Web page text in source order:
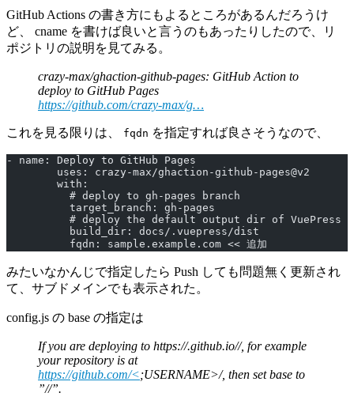
GitHub Actions の書き方にもよるところがあるんだろうけ
ど、 cname を書けば良いと言うのもあったりしたので、リ
ポジトリの説明を見てみる。
crazy-max/ghaction-github-pages: GitHub Action to
deploy to GitHub Pages
https://github.com/crazy-max/g…
これを見る限りは、 fqdn を指定すれば良さそうなので、
- name: Deploy to GitHub Pages
        uses: crazy-max/ghaction-github-pages@v2
        with:
          # deploy to gh-pages branch
          target_branch: gh-pages
          # deploy the default output dir of VuePress
          build_dir: docs/.vuepress/dist
          fqdn: sample.example.com << 追加
みたいなかんじで指定したら Push しても問題無く更新され
て、サブドメインでも表示された。
config.js の base の指定は
If you are deploying to https://.github.io//, for example
your repository is at
https://github.com/<;USERNAME>/, then set base to
”//”.